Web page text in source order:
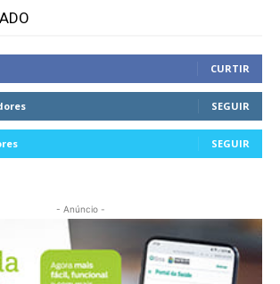
CURTIR
SEGUIR
SEGUIR
- Anúncio -